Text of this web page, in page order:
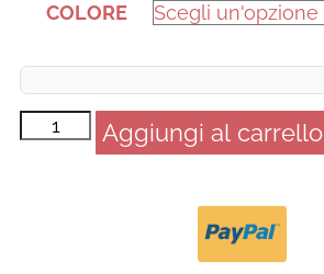
COLORE
Aggiungi al carrello